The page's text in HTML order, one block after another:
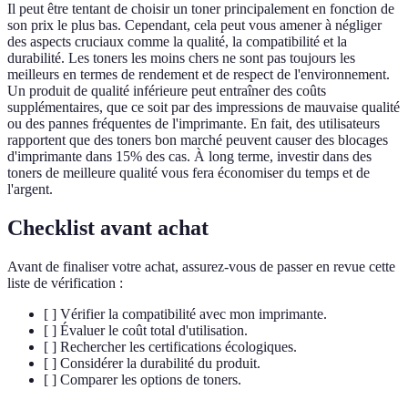
Il peut être tentant de choisir un toner principalement en fonction de
son prix le plus bas. Cependant, cela peut vous amener à négliger
des aspects cruciaux comme la qualité, la compatibilité et la
durabilité. Les toners les moins chers ne sont pas toujours les
meilleurs en termes de rendement et de respect de l'environnement.
Un produit de qualité inférieure peut entraîner des coûts
supplémentaires, que ce soit par des impressions de mauvaise qualité
ou des pannes fréquentes de l'imprimante. En fait, des utilisateurs
rapportent que des toners bon marché peuvent causer des blocages
d'imprimante dans 15% des cas. À long terme, investir dans des
toners de meilleure qualité vous fera économiser du temps et de
l'argent.
Checklist avant achat
Avant de finaliser votre achat, assurez-vous de passer en revue cette
liste de vérification :
[ ] Vérifier la compatibilité avec mon imprimante.
[ ] Évaluer le coût total d'utilisation.
[ ] Rechercher les certifications écologiques.
[ ] Considérer la durabilité du produit.
[ ] Comparer les options de toners.